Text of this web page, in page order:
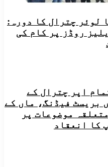
لوئر چترال کا دورہ:
روڈز پر کام کی
اپر چترال کے
بریسٹ فیڈنگ، ماں کے
موضوعات پر
کا انعقاد